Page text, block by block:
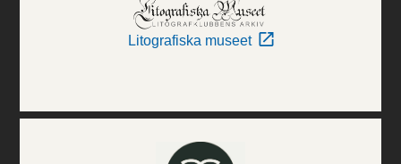
Litografiska museet